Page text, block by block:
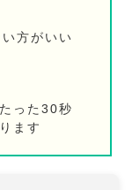
方がいい
った30秒
ます